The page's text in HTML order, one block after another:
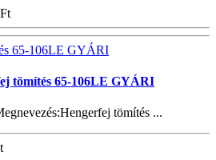
tömítés 65-106LE GYÁRI
tömítés ...